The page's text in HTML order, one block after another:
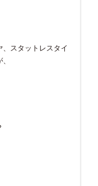
スタットレスタイ